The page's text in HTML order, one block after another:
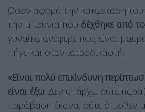
Όσον αφορά την κατάσταση του
την μπουνιά που δέχθηκε από
γυναίκα ανέφερε πως είναι
πήγε και στον ιατροδικαστή.
«Είναι πολύ επικίνδυνη
είναι έξω. Δεν υπάρχει ούτε
παράβαση έκανα, ούτε όπισθεν